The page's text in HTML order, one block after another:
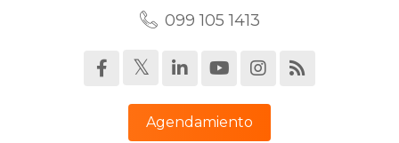
099 105 1413‬
Agendamiento